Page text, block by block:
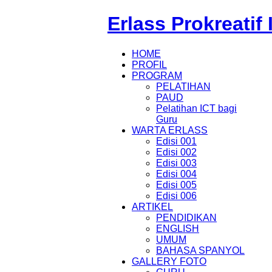
Erlass Prokreatif
HOME
PROFIL
PROGRAM
PELATIHAN
PAUD
Pelatihan ICT bagi
Guru
WARTA ERLASS
Edisi 001
Edisi 002
Edisi 003
Edisi 004
Edisi 005
Edisi 006
ARTIKEL
PENDIDIKAN
ENGLISH
UMUM
BAHASA SPANYOL
GALLERY FOTO